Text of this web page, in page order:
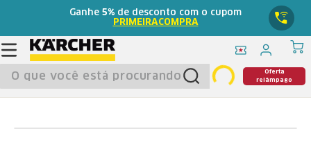
Ganhe 5% de desconto com o cupom
PRIMEIRACOMPRA
O que você está procurando?
Oferta
relâmpago